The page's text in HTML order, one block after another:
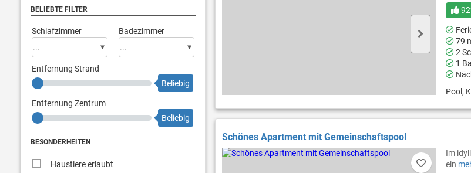
BELIEBTE FILTER
Schlafzimmer Badezimmer
Entfernung Strand
Beliebig
Entfernung Zentrum
Beliebig
BESONDERHEITEN
Haustiere erlaubt
79
2
1
Pool,
Schönes Apartment mit Gemeinschaftspool
Im
ein